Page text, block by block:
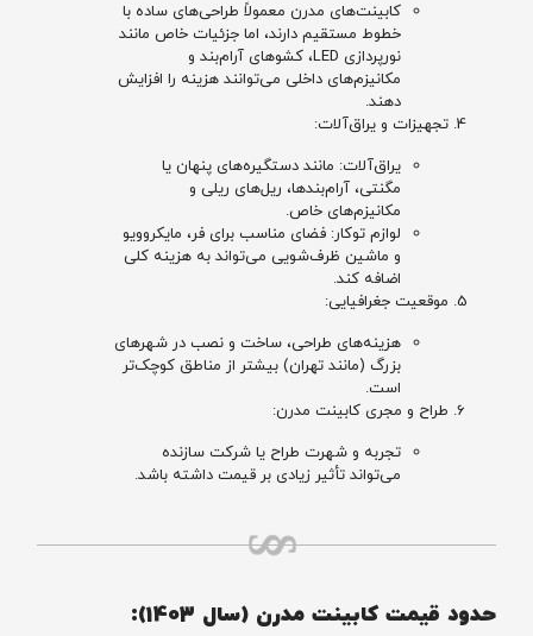
کابینت‌های مدرن معمولاً طراحی‌های ساده با
خطوط مستقیم دارند، اما جزئیات خاص مانند
نورپردازی LED، کشوهای آرام‌بند و
مکانیزم‌های داخلی می‌توانند هزینه را افزایش
دهند.
تجهیزات و یراق‌آلات:
یراق‌آلات: مانند دستگیره‌های پنهان یا
مگنتی، آرام‌بندها، ریل‌های ریلی و
مکانیزم‌های خاص.
لوازم توکار: فضای مناسب برای فر، مایکروویو
و ماشین ظرف‌شویی می‌تواند به هزینه کلی
اضافه کند.
موقعیت جغرافیایی:
هزینه‌های طراحی، ساخت و نصب در شهرهای
بزرگ (مانند تهران) بیشتر از مناطق کوچک‌تر
است.
طراح و مجری کابینت مدرن:
تجربه و شهرت طراح یا شرکت سازنده
می‌تواند تأثیر زیادی بر قیمت داشته باشد.
حدود قیمت‌ کابینت مدرن (سال 1403):